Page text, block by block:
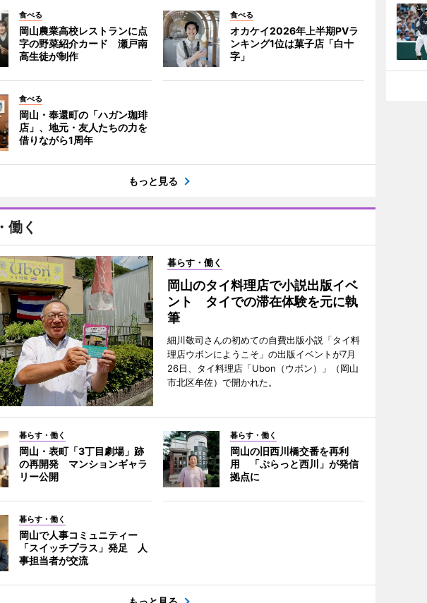
食べる
岡山農業高校レストランに点
字の野菜紹介カード 瀬戸南
高生徒が制作
食べる
オカケイ2026年上半期PVラ
ンキング1位は菓子店「白十
字」
食べる
岡山・奉還町の「ハガン珈琲
店」、地元・友人たちの力を
借りながら1周年
もっと見る
働く
暮らす・働く
岡山のタイ料理店で小説出版イベ
ント タイでの滞在体験を元に執
筆
細川敬司さんの初めての自費出版小説「タイ料
理店ウボンにようこそ」の出版イベントが7月
26日、タイ料理店「Ubon（ウボン）」（岡山
市北区牟佐）で開かれた。
暮らす・働く
岡山・表町「3丁目劇場」跡
の再開発 マンションギャラ
リー公開
暮らす・働く
岡山の旧西川橋交番を再利
用 「ぷらっと西川」が発信
拠点に
暮らす・働く
岡山で人事コミュニティー
「スイッチプラス」発足 人
事担当者が交流